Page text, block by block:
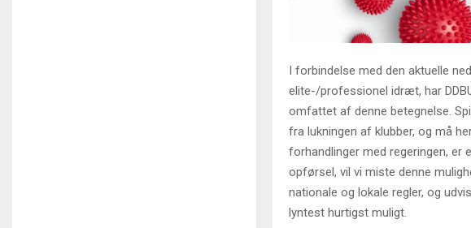
I forbindelse med den aktuelle
elite-/professionel idræt, har
omfattet af denne betegnelse.
fra lukningen af klubber, og må
forhandlinger med regeringen, er
opførsel, vil vi miste denne
nationale og lokale regler, og
lyntest hurtigst muligt.